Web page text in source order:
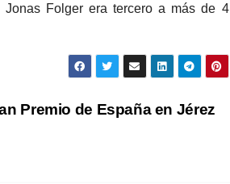
Jonas Folger era tercero a más de 4
Premio de España en Jérez